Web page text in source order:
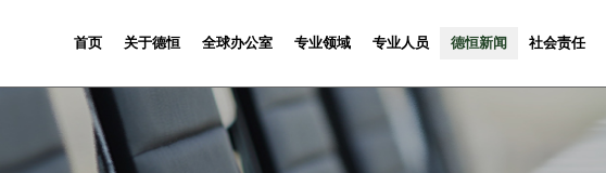
首页 关于德恒 全球办公室 专业领域 专业人员 德恒新闻 社会责任